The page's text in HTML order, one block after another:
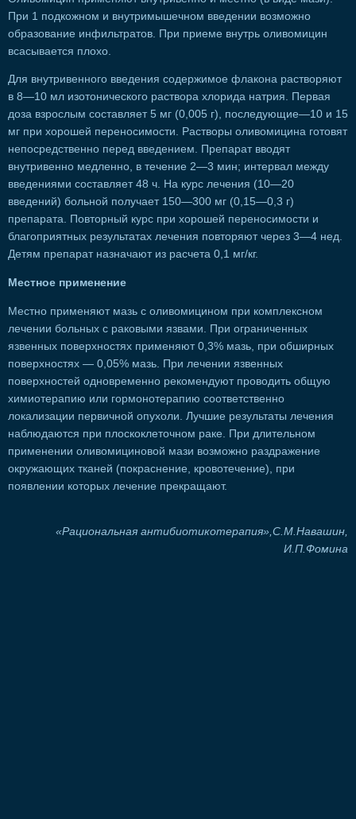
При 1 подкожном и внутримышечном введении возможно
образование инфильтратов. При приеме внутрь оливомицин
всасывается плохо.
Для внутривенного введения содержимое флакона растворяют
в 8—10 мл изотонического раствора хлорида натрия. Первая
доза взрослым составляет 5 мг (0,005 г), последующие—10 и 15
мг при хорошей переносимости. Растворы оливомицина готовят
непосредственно перед введением. Препарат вводят
внутривенно медленно, в течение 2—3 мин; интервал между
введениями составляет 48 ч. На курс лечения (10—20
введений) больной получает 150—300 мг (0,15—0,3 г)
препарата. Повторный курс при хорошей переносимости и
благоприятных результатах лечения повторяют через 3—4 нед.
Детям препарат назначают из расчета 0,1 мг/кг.
Местное применение
Местно применяют мазь с оливомицином при комплексном
лечении больных с раковыми язвами. При ограниченных
язвенных поверхностях применяют 0,3% мазь, при обширных
поверхностях — 0,05% мазь. При лечении язвенных
поверхностей одновременно рекомендуют проводить общую
химиотерапию или гормонотерапию соответственно
локализации первичной опухоли. Лучшие результаты лечения
наблюдаются при плоскоклеточном раке. При длительном
применении оливомициновой мази возможно раздражение
окружающих тканей (покраснение, кровотечение), при
появлении которых лечение прекращают.
«Рациональная антибиотикотерапия»,С.М.Навашин,
И.П.Фомина